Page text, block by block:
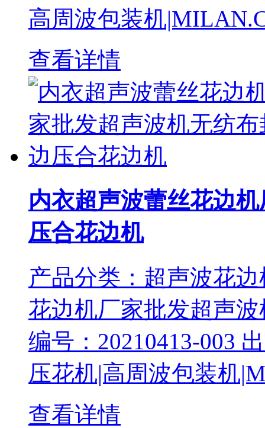
高周波包装机
查看详情
内衣超声波蕾丝花边
压合花边机
产品分类：超声波花
花边机厂家批发超声
编号：20210413-003
压花机|高周波包装机
查看详情